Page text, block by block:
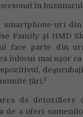
în
smartphone-uri
Family și HMD
face parte din
înlocui mai ușor
țări.1
de detoxifiere
de a oferi